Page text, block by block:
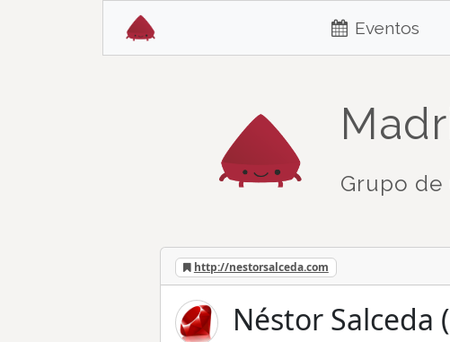
Eventos
Grupo de
http://nestorsalceda.com
Néstor Salceda